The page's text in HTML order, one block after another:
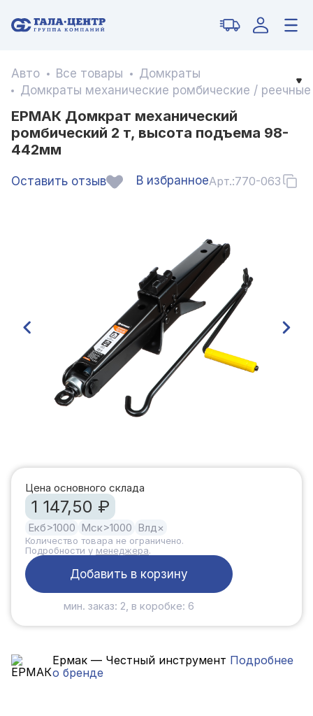
Авто Все товары
Домкраты
Домкраты механические ромбические / реечные
ЕРМАК Домкрат механический
ромбический 2 т, высота подъема 98-
442мм
Оставить отзыв В избранноеАрт.:770-063
Цена основного склада
1 147,50 ₽
Екб>1000 Мск>1000 Влд ×
Количество товара не ограничено.
Подробности у менеджера.
Добавить в корзину
мин. заказ: 2, в коробке: 6
Ермак — Честный инструмент Подробнее
о бренде